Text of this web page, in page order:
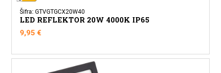
Šifra: GTVGTGCX20W40
LED REFLEKTOR 20W 4000K IP65
9,95€